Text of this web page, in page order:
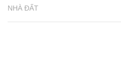
NHÀ ĐẤT